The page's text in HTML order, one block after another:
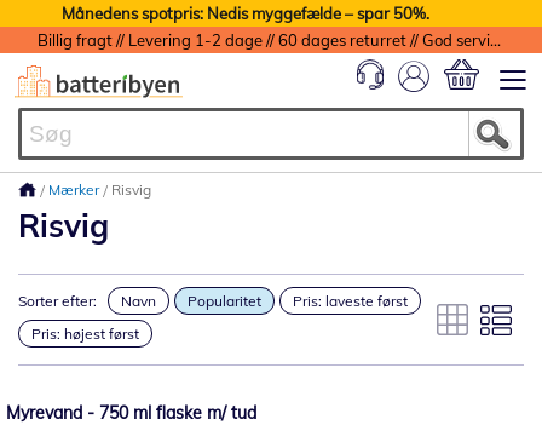
Månedens spotpris: Nedis myggefælde – spar 50%.
Billig fragt // Levering 1-2 dage // 60 dages returret // God service med garanti
Mærker Risvig
Risvig
Sorter efter: Navn Popularitet
Pris: laveste først
Pris: højest først
Myrevand - 750 ml flaske m/ tud